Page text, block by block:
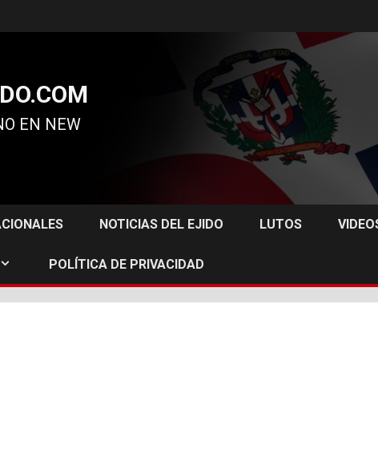
EN NEW
NOTICIAS DEL EJIDO LUTOS
POLÍTICA DE PRIVACIDAD